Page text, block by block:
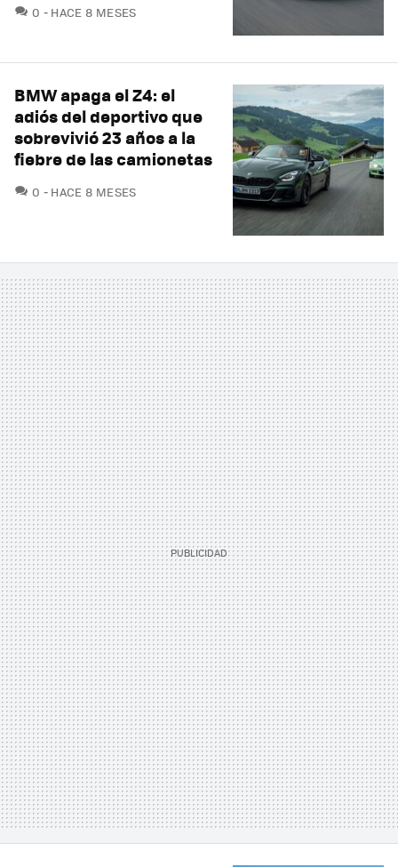
0 COMENTARIOS
HACE 8 MESES
BMW apaga el Z4: el
adiós del deportivo que
sobrevivió 23 años a la
fiebre de las camionetas
0 COMENTARIOS
HACE 8 MESES